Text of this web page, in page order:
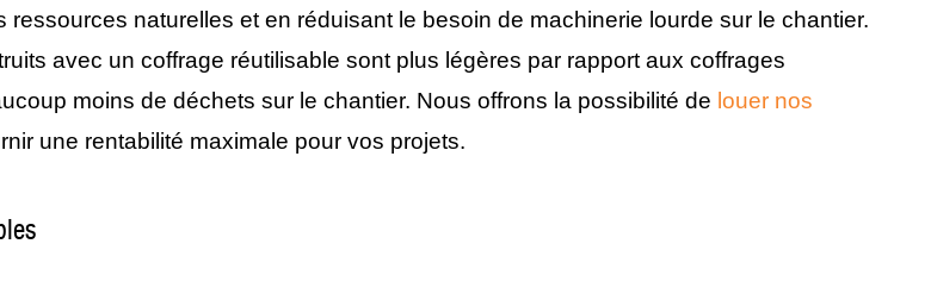
ressources naturelles et en réduisant le besoin de machinerie lourde sur le chantier.
avec un coffrage réutilisable sont plus légères par rapport aux coffrages
moins de déchets sur le chantier. Nous offrons la possibilité de louer nos
une rentabilité maximale pour vos projets.